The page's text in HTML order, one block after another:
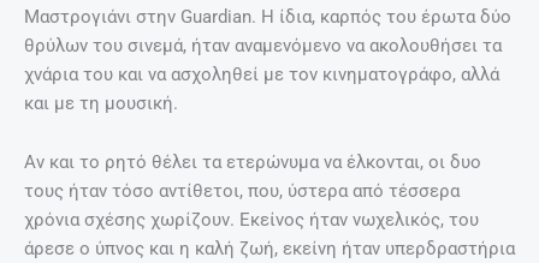
Μαστρογιάνι στην Guardian. Η ίδια, καρπός του έρωτα δύο
θρύλων του σινεμά, ήταν αναμενόμενο να ακολουθήσει τα
χνάρια του και να ασχοληθεί με τον κινηματογράφο, αλλά
και με τη μουσική.
Αν και το ρητό θέλει τα ετερώνυμα να έλκονται, οι δυο
τους ήταν τόσο αντίθετοι, που, ύστερα από τέσσερα
χρόνια σχέσης χωρίζουν. Εκείνος ήταν νωχελικός, του
άρεσε ο ύπνος και η καλή ζωή, εκείνη ήταν υπερδραστήρια